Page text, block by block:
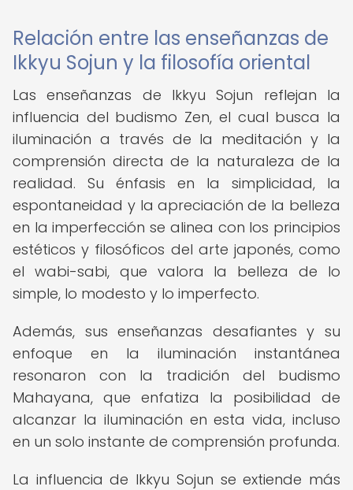
Relación entre las enseñanzas de
Ikkyu Sojun y la filosofía oriental
Las enseñanzas de Ikkyu Sojun reflejan la
influencia del budismo Zen, el cual busca la
iluminación a través de la meditación y la
comprensión directa de la naturaleza de la
realidad. Su énfasis en la simplicidad, la
espontaneidad y la apreciación de la belleza
en la imperfección se alinea con los principios
estéticos y filosóficos del arte japonés, como
el wabi-sabi, que valora la belleza de lo
simple, lo modesto y lo imperfecto.
Además, sus enseñanzas desafiantes y su
enfoque en la iluminación instantánea
resonaron con la tradición del budismo
Mahayana, que enfatiza la posibilidad de
alcanzar la iluminación en esta vida, incluso
en un solo instante de comprensión profunda.
La influencia de Ikkyu Sojun se extiende más